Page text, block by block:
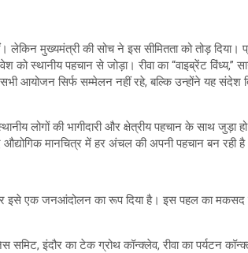
लेकिन मुख्यमंत्री की सोच ने इस सीमितता को तोड़
को स्थानीय पहचान से जोड़ा। रीवा का “वाइब्रेंट विंध्य,”
सिर्फ सम्मेलन नहीं रहे, बल्कि उन्होंने यह संदेश
लोगों की भागीदारी और क्षेत्रीय पहचान के साथ जुड़ा
मानचित्र में हर अंचल की अपनी पहचान बन रही
कर इसे एक जनआंदोलन का रूप दिया है। इस पहल का मकसद
इंदौर का टेक ग्रोथ कॉन्क्लेव, रीवा का पर्यटन